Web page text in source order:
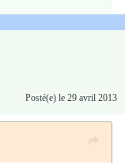
Posté(e) le 29 avril 2013